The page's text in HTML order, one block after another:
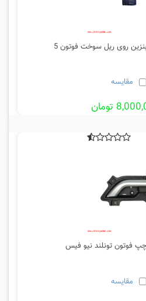
روی ریل سوخت فوتون 5
مقایسه
تومان
فوتون تونلند نیو فیس
مقایسه